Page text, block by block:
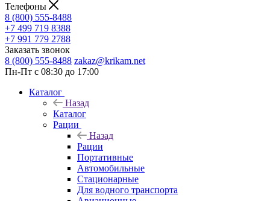
Телефоны
8 (800) 555-8488
+7 499 719 8388
+7 991 779 2788
Заказать звонок
8 (800) 555-8488 zakaz@krikam.net
Пн-Пт с 08:30 до 17:00
Каталог
Назад
Каталог
Рации
Назад
Рации
Портативные
Автомобильные
Стационарные
Для водного транспорта